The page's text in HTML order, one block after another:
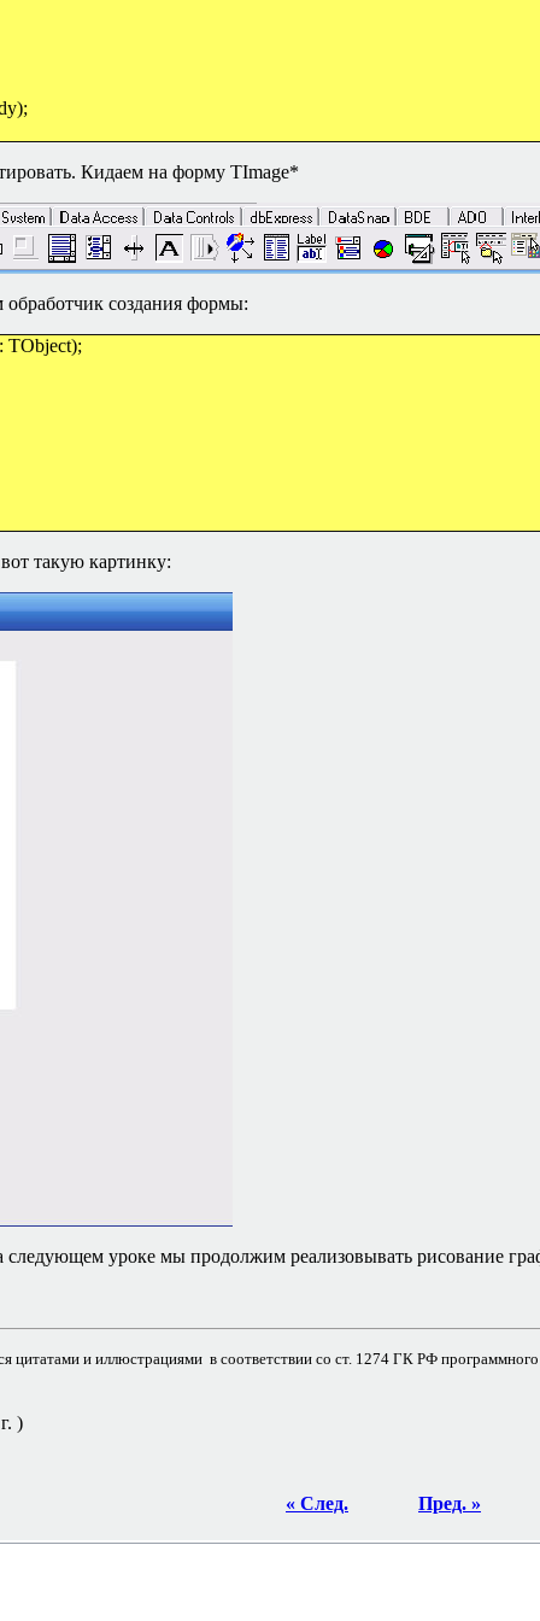
Кидаем на форму TImage*
создания формы:
TObject);
такую картинку:
следующем уроке мы продолжим реализовывать рисование
цитатами и иллюстрациями в соответствии со ст. 1274 ГК РФ
)
« След. Пред. »